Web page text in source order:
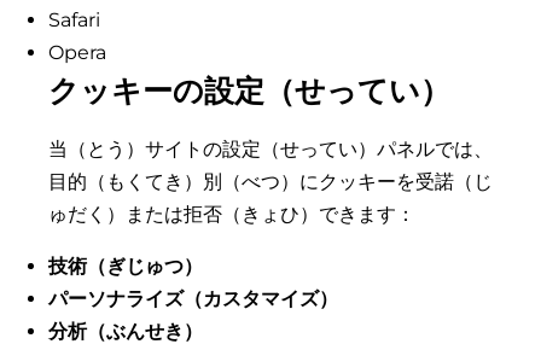
Safari
Opera
クッキーの設定（せってい）
当（とう）サイトの設定（せってい）パネルでは、
目的（もくてき）別（べつ）にクッキーを受諾（じ
ゅだく）または拒否（きょひ）できます：
技術（ぎじゅつ）
パーソナライズ（カスタマイズ）
分析（ぶんせき）